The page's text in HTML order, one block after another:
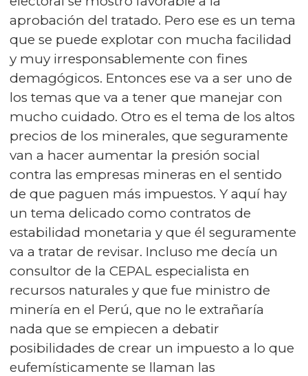
aprobación del tratado. Pero ese es un tema
que se puede explotar con mucha facilidad
y muy irresponsablemente con fines
demagógicos. Entonces ese va a ser uno de
los temas que va a tener que manejar con
mucho cuidado. Otro es el tema de los altos
precios de los minerales, que seguramente
van a hacer aumentar la presión social
contra las empresas mineras en el sentido
de que paguen más impuestos. Y aquí hay
un tema delicado como contratos de
estabilidad monetaria y que él seguramente
va a tratar de revisar. Incluso me decía un
consultor de la CEPAL especialista en
recursos naturales y que fue ministro de
minería en el Perú, que no le extrañaría
nada que se empiecen a debatir
posibilidades de crear un impuesto a lo que
eufemísticamente se llaman las